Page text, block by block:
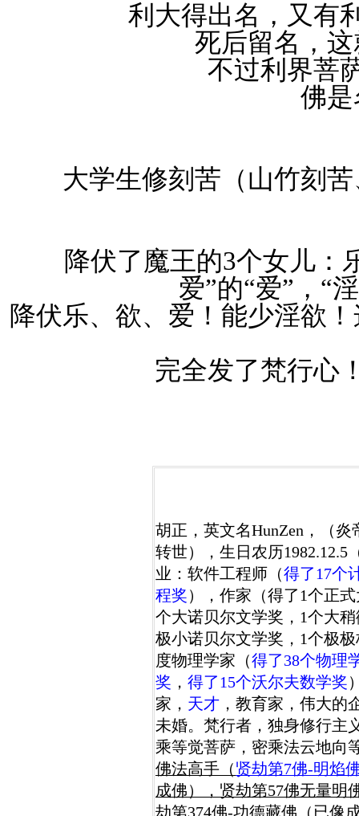
利大得出名，又有
死后留名，
不过利界菩
佛
大学生修刻苦（山竹刻
降伏了魔王的3个女儿：
爱”的“爱”，“
降伏乐、欲、爱！能少淫欲
完全发了梵行心
胡正，英文名HunZen，（
转世），生日农历1982.12.5
业：软件工程师（得了17个
程奖），作家（得了1个正
个大诺贝尔文学奖，1个大
极小诺贝尔文学奖，1个极
度物理学家（得了38个物理
奖 ， 得了15个沃尔夫数学奖
家， 天才 ，教育家，伟大的
未婚。梵行者，独身修行主
乘等觉菩萨，密乘法云地向
佛法高手（贤劫第7佛-明焰
成佛），贤劫第57佛无量明
劫第374佛-功德藏佛（已像